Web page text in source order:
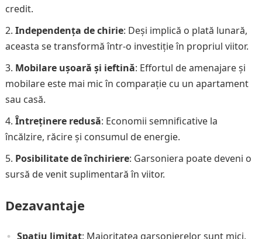
credit.
Independența de chirie: Deși implică o plată lunară,
aceasta se transformă într-o investiție în propriul viitor.
Mobilare ușoară și ieftină: Effortul de amenajare și
mobilare este mai mic în comparație cu un apartament
sau casă.
Întreținere redusă: Economii semnificative la
încălzire, răcire și consumul de energie.
Posibilitate de închiriere: Garsoniera poate deveni o
sursă de venit suplimentară în viitor.
Dezavantaje
Spațiu limitat: Majoritatea garsonierelor sunt mici,